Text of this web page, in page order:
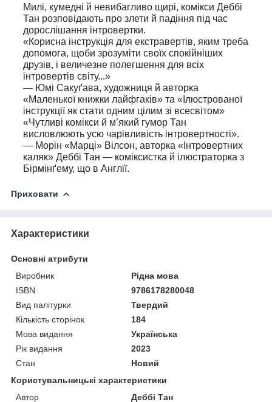
Милі, кумедні й невибагливо щирі, комікси Деббі
Тан розповідають про злети й падіння під час
дорослішання інтровертки.
«Корисна інструкція для екстравертів, яким треба
допомога, щоби зрозуміти своїх спокійніших
друзів, і величезне полегшення для всіх
інтровертів світу...»
— Юмі Сакуґава, художниця й авторка
«Маленької книжки лайфгаків» та «Ілюстрованої
інструкції як стати одним цілим зі всесвітом»
«Чутливі комікси й м’який гумор Тан
висловлюють усю чарівливість інтровертності».
— Морін «Марці» Вілсон, авторка «Інтровертних
каляк» Деббі Тан — коміксистка й ілюстраторка з
Бірмінґему, що в Англії.
Приховати
Характеристики
Основні атрибути
Виробник
Рідна мова
ISBN
9786178280048
Вид палітурки
Твердий
Кількість сторінок
184
Мова видання
Українська
Рік видання
2023
Стан
Новий
Користувальницькі характеристики
Автор
Деббі Тан